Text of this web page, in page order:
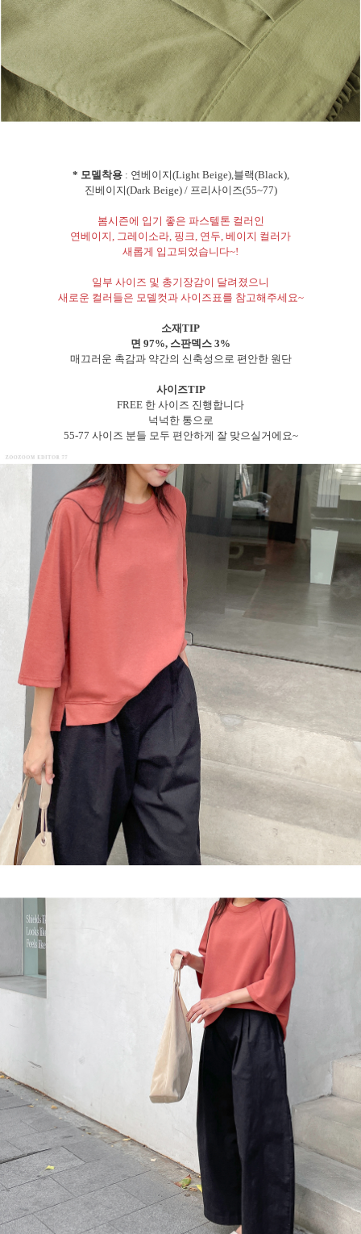
* 모델착용: 연베이지(Light Beige),블랙(Black),
진베이지(Dark Beige) / 프리사이즈(55~77)
봄시즌에 입기 좋은 파스텔톤 컬러인
연베이지, 그레이소라, 핑크, 연두, 베이지 컬러가
새롭게 입고되었습니다~!
일부 사이즈 및 총기장감이 달려졌으니
새로운 컬러들은 모델컷과 사이즈표를 참고해주세요~
소재TIP
면 97%, 스판덱스 3%
매끄러운 촉감과 약간의 신축성으로 편안한 원단
사이즈TIP
FREE 한 사이즈 진행합니다
넉넉한 통으로
55-77 사이즈 분들 모두 편안하게 잘 맞으실거에요~